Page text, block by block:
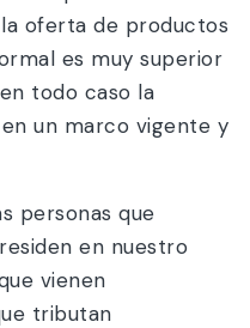
oferta de productos
es muy superior
todo caso la
un marco vigente y
personas que
en nuestro
vienen
tributan